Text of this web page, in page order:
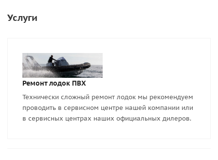
Услуги
Ремонт лодок ПВХ
Технически сложный ремонт лодок мы рекомендуем
проводить в сервисном центре нашей компании или
в сервисных центрах наших официальных дилеров.